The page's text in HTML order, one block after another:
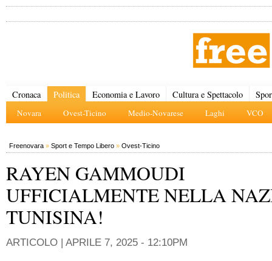
Cronaca Politica
Novara Ovest-Ticino Medio-Novarese Laghi VCO
Economia e Lavoro Cultura e Spettacolo
Freenovara » Sport e Tempo Libero » Ovest-Ticino
RAYEN GAMMOUDI
UFFICIALMENTE NELLA
TUNISINA!
ARTICOLO | APRILE 7, 2025 - 12:10PM